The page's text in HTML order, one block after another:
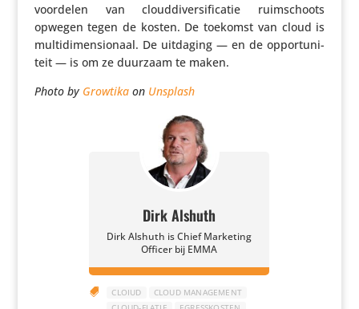
voordelen van cloud­di­ver­si­fi­catie ruim­schoots
opwegen tegen de kosten. De toekomst van cloud is
multi­di­men­si­o­naal. De uitdaging — en de oppor­tu­ni­
teit — is om ze duurzaam te maken.
Photo by Growtikaon Unsplash
Dirk Alshuth
Dirk Alshuth is Chief Marketing
Officer bij EMMA
 CLOIUD
CLOUD MANAGEMENT